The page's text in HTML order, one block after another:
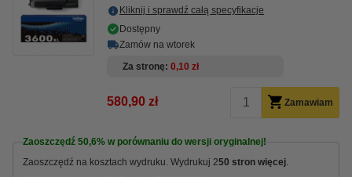
Kliknij i sprawdź całą specyfikacje
Dostępny
Zamów na wtorek
Za stronę 0,10 zł
580,90 zł Zamawiam
Zaoszczędź 50,6% w porównaniu do wersji oryginalnej!
Zaoszczędź na kosztach wydruku. Wydrukuj 250 stron więcej.